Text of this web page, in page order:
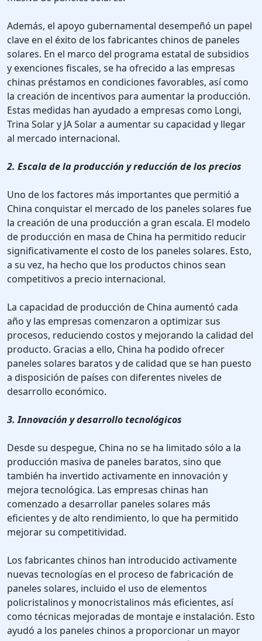
Además, el apoyo gubernamental desempeñó un papel
clave en el éxito de los fabricantes chinos de paneles
solares. En el marco del programa estatal de subsidios
y exenciones fiscales, se ha ofrecido a las empresas
chinas préstamos en condiciones favorables, así como
la creación de incentivos para aumentar la producción.
Estas medidas han ayudado a empresas como Longi,
Trina Solar y JA Solar a aumentar su capacidad y llegar
al mercado internacional.
2. Escala de la producción y reducción de los precios
Uno de los factores más importantes que permitió a
China conquistar el mercado de los paneles solares fue
la creación de una producción a gran escala. El modelo
de producción en masa de China ha permitido reducir
significativamente el costo de los paneles solares. Esto,
a su vez, ha hecho que los productos chinos sean
competitivos a precio internacional.
La capacidad de producción de China aumentó cada
año y las empresas comenzaron a optimizar sus
procesos, reduciendo costos y mejorando la calidad del
producto. Gracias a ello, China ha podido ofrecer
paneles solares baratos y de calidad que se han puesto
a disposición de países con diferentes niveles de
desarrollo económico.
3. Innovación y desarrollo tecnológicos
Desde su despegue, China no se ha limitado sólo a la
producción masiva de paneles baratos, sino que
también ha invertido activamente en innovación y
mejora tecnológica. Las empresas chinas han
comenzado a desarrollar paneles solares más
eficientes y de alto rendimiento, lo que ha permitido
mejorar su competitividad.
Los fabricantes chinos han introducido activamente
nuevas tecnologías en el proceso de fabricación de
paneles solares, incluido el uso de elementos
policristalinos y monocristalinos más eficientes, así
como técnicas mejoradas de montaje e instalación. Esto
ayudó a los paneles chinos a proporcionar un mayor